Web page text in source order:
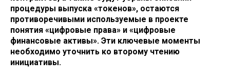
процедуры выпуска «токенов», остаются
противоречивыми используемые в проекте
понятия «цифровые права» и «цифровые
финансовые активы». Эти ключевые моменты
необходимо уточнить ко второму чтению
инициативы.